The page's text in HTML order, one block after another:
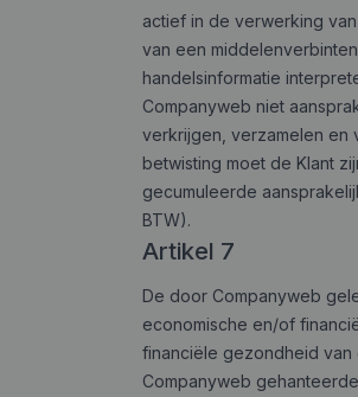
actief in de verwerking
van een
handelsinformatie
Companyweb niet
verkrijgen, verzamelen en
betwisting moet de Klant
gecumuleerde
BTW).
Artikel 7
De door Companyweb
economische en/of
financiële gezondheid
Companyweb